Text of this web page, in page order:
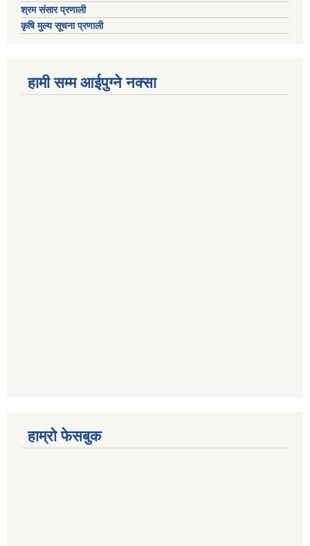
श्रम संसार प्रणाली
कृषि मुल्य सूचना प्रणाली
हामी सम्म आईपुग्ने नक्सा
हाम्रो फेसबुक